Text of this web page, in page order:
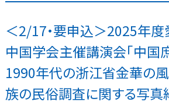
＜2/17・要申込＞2025年
中国学会主催講演会｢中国
1990年代の浙江省金華の
族の民俗調査に関する写真